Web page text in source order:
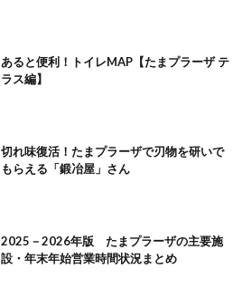
あると便利！トイレMAP【たまプラーザ テ
ラス編】
切れ味復活！たまプラーザで刃物を研いで
もらえる「鍛冶屋」さん
2025－2026年版 たまプラーザの主要施
設・年末年始営業時間状況まとめ